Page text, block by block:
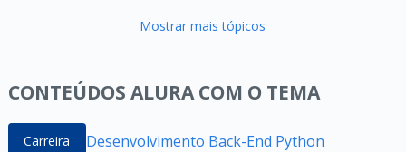
Mostrar mais tópicos
CONTEÚDOS ALURA COM O TEMA
Carreira Desenvolvimento Back-End Python